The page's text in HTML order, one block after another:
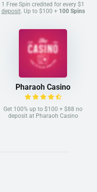
1 Free Spin credited for every $1
deposit. Up to $100 + 100 Spins
Pharaoh Casino
Get 100% up to $100 + $88 no
deposit at Pharaoh Casino